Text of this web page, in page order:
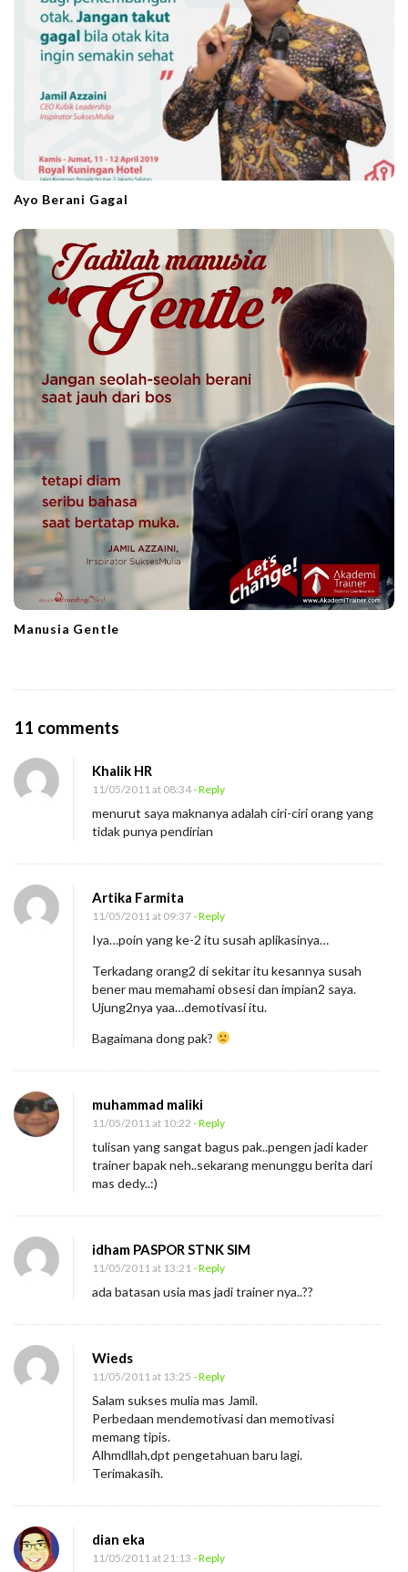
Ayo Berani Gagal
Manusia Gentle
11 comments
J
d
a
h
S
a
h
b
a
y
a
n
g
B
e
r
m
t
b
a
t
Khalik HR
11/05/2011 at 08:34- Reply
menurut saya maknanya adalah ciri-ciri orang yang
tidak punya pendirian
Artika Farmita
11/05/2011 at 09:37- Reply
Iya…poin yang ke-2 itu susah aplikasinya…
Terkadang orang2 di sekitar itu kesannya susah
bener mau memahami obsesi dan impian2 saya.
Ujung2nya yaa…demotivasi itu.
Bagaimana dong pak?
muhammad maliki
11/05/2011 at 10:22 - Reply
tulisan yang sangat bagus pak..pengen jadi kader
trainer bapak neh..sekarang menunggu berita dari
mas dedy..:)
idham PASPOR STNK SIM
11/05/2011 at 13:21 - Reply
ada batasan usia mas jadi trainer nya..??
Wieds
11/05/2011 at 13:25 - Reply
Salam sukses mulia mas Jamil.
Perbedaan mendemotivasi dan memotivasi
memang tipis.
Alhmdllah,dpt pengetahuan baru lagi.
Terimakasih.
dian eka
11/05/2011 at 21:13 - Reply